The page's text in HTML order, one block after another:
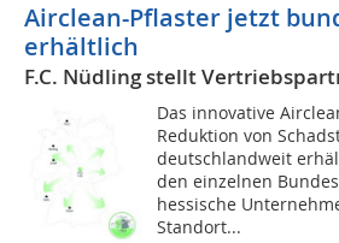
Airclean-Pflaster jetzt
erhältlich
F.C. Nüdling stellt
Das innovative
Reduktion von
deutschlandweit
den einzelnen
hessische
Standort...